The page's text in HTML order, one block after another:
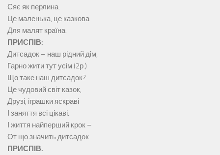
Сяє як перлина.
Це маленька, це казкова
Для малят країна.
ПРИСПІВ:
Дитсадок – наш рідний дім,
Гарно жити тут усім (2р.)
Що таке наш дитсадок?
Це чудовий світ казок,
Друзі, іграшки яскраві
І заняття всі цікаві.
І життя найперший крок –
От що значить дитсадок.
ПРИСПІВ.